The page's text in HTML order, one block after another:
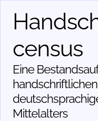
census
Eine
Mittelalters